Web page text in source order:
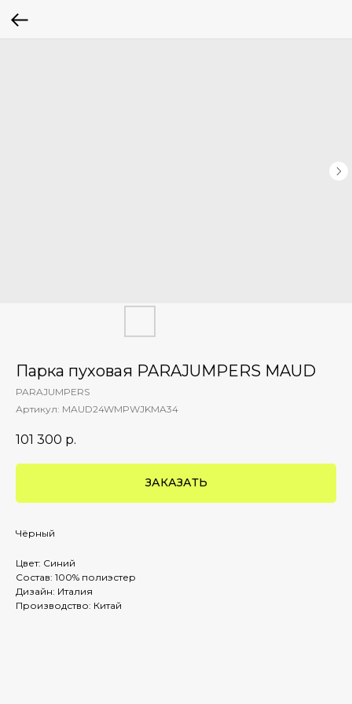
Парка пуховая PARAJUMPERS MAUD
PARAJUMPERS
Артикул: MAUD24WMPWJKMA34
101 300 р.
ЗАКАЗАТЬ
Чёрный
Цвет: Синий
Состав: 100% полиэстер
Дизайн: Италия
Производство: Китай